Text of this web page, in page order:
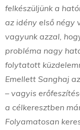
felkészüljünk a
az idény első négy
vagyunk azzal,
probléma nagy
folytatott
Emellett Sanghaj
– vagyis
a célkeresztben
Folyamatosan